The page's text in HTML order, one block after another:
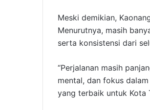
Meski demikian,
Menurutnya, masih
serta konsistensi dari
“Perjalanan masih
mental, dan fokus
yang terbaik untuk Kota